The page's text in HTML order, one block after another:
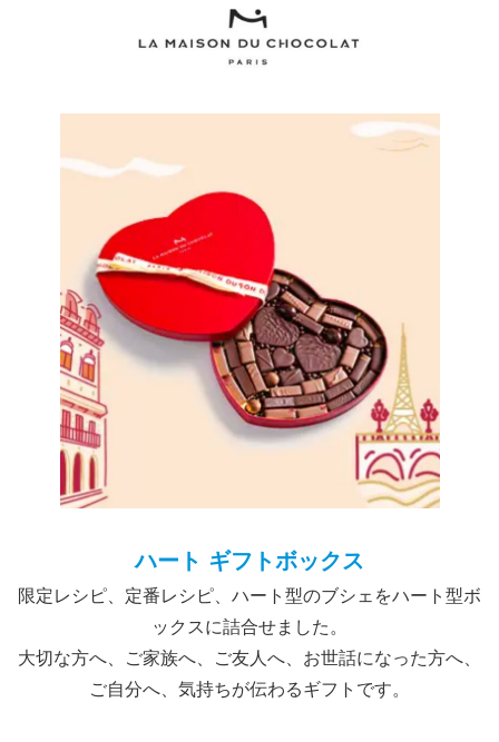
ハート ギフトボックス
限定レシピ、定番レシピ、ハート型のブシェをハート型ボ
ックスに詰合せました。
大切な方へ、ご家族へ、ご友人へ、お世話になった方へ、
ご自分へ、気持ちが伝わるギフトです。